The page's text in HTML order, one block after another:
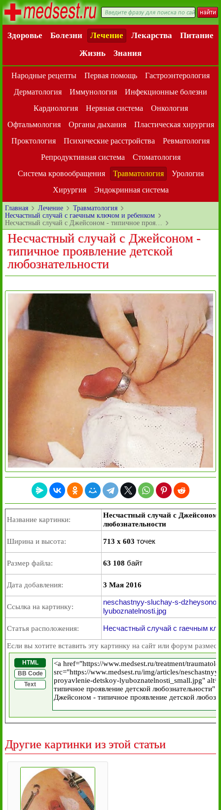
Здоровье Болезни Лечение Лекарства
Питание
Жизнь
Знания
Народные рецепты Первая помощь
Гастроэнтерология
Дерматология
Иммунология
Инфекционные болезни
Кардиология
Нервная система
Онкология
Офтальмология
Органы дыхания
Пластическая хирургия
Проктология
Психические расстройства
Ревматология
Репродуктивная система
Стоматология
Система кровообращения
Травматология
Урология
Хирургия
Эндокринная система
Главная Лечение
Травматология
Несчастный случай с гаечным ключом и ребенком
Несчастный случай с Джейсоном - типичное проя…
Несчастный случай с Джейсоном -
типичное проявление детской
любознательности
Название картинки:
Несчастный случай с Джейсоном
любознательности
Ширина и высота: 713 x 603 точек
Размер файла: 63 108 байт
Дата добавления: 3 Мая 2016
Ссылка на картинку:
neschastnyy-sluchay-s-
lyuboznatelnosti.jpg
Статья расположения: Несчастный случай с гаечным
Если вы хотите вставить эту картинку на сайт или форум
HTML
BB Code
Text
Другие картинки из этой статьи